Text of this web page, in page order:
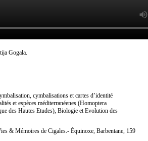
Gogala.
cymbalisations et cartes d’identité
et espèces méditerranéenes (Homoptera
des Hautes Etudes), Biologie et Evolution des
& Mémoires de Cigales.- Équinoxe, Barbentane, 159